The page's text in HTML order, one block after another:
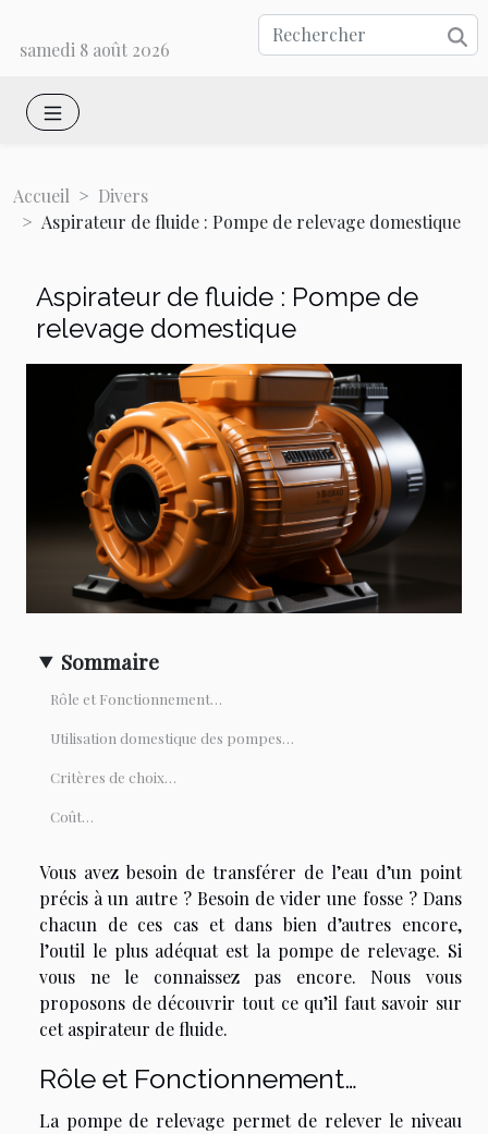
samedi 8 août 2026
Accueil
Divers
Aspirateur de fluide : Pompe de relevage domestique
Aspirateur de fluide : Pompe de
relevage domestique
Sommaire
Rôle et Fonctionnement…
Utilisation domestique des pompes…
Critères de choix…
Coût…
Vous avez besoin de transférer de l’eau d’un point
précis à un autre ? Besoin de vider une fosse ? Dans
chacun de ces cas et dans bien d’autres encore,
l’outil le plus adéquat est la pompe de relevage. Si
vous ne le connaissez pas encore. Nous vous
proposons de découvrir tout ce qu’il faut savoir sur
cet aspirateur de fluide.
Rôle et Fonctionnement…
La pompe de relevage permet de relever le niveau